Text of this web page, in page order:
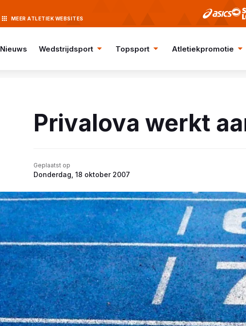
MEER ATLETIEK WEBSITES
Nieuws Wedstrijdsport Topsport Atletiekpromotie
Privalova werkt
Geplaatst op
Donderdag, 18 oktober 2007